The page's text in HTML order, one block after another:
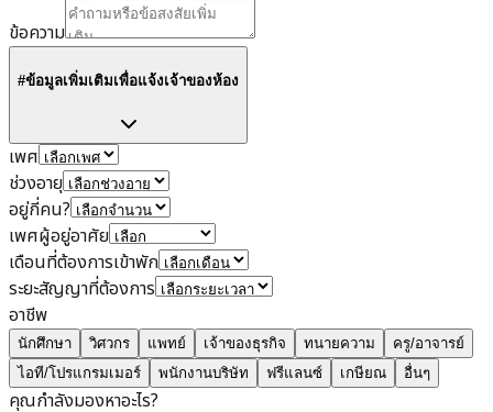
ข้อความ
#ข้อมูลเพิ่มเติมเพื่อแจ้งเจ้าของห้อง
เพศ
ช่วงอายุ
อยู่กี่คน?
เพศผู้อยู่อาศัย
เดือนที่ต้องการเข้าพัก
ระยะสัญญาที่ต้องการ
อาชีพ
นักศึกษา วิศวกร แพทย์ เจ้าของธุรกิจ ทนายความ
ครู/อาจารย์
ไอที/โปรแกรมเมอร์
พนักงานบริษัท ฟรีแลนซ์ เกษียณ อื่นๆ
คุณกำลังมองหาอะไร?